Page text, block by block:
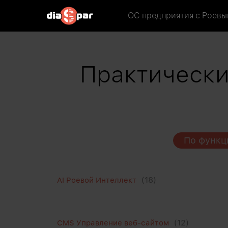
ОС предприятия с
По
AI Роевой Интеллект (18)
CMS Управление веб-сайтом (12)